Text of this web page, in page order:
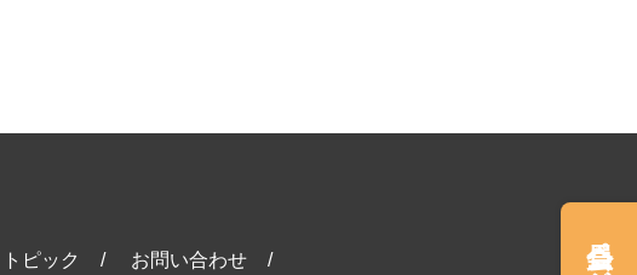
会員ページ
トピック お問い合わせ